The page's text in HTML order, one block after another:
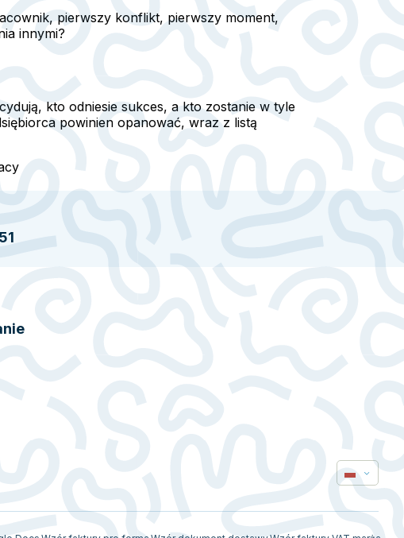
pierwszy konflikt, pierwszy moment,
innymi?
kto odniesie sukces, a kto zostanie w tyle
powinien opanować, wraz z listą